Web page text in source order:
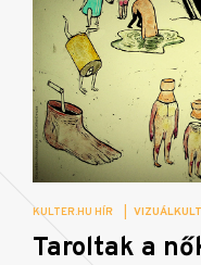
KULTER.HU HÍR
Taroltak a